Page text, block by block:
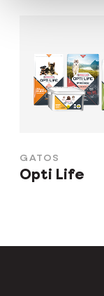
GATOS
Opti Life